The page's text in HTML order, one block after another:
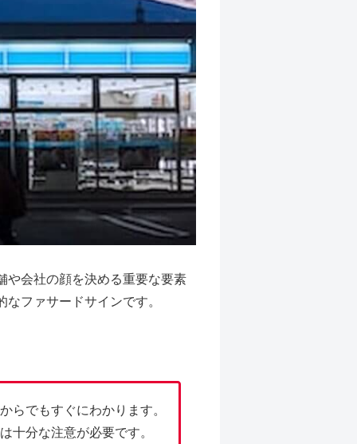
や会社の顔を決める重要な要素
ファサードサインです。
らでもすぐにわかります。
十分な注意が必要です。